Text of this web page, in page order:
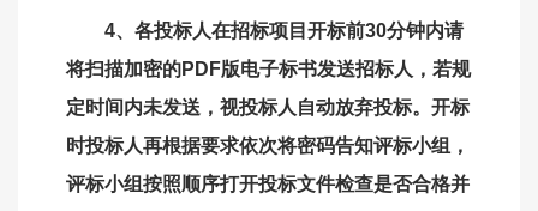
4、各投标人在招标项目开标前30分钟内请
将扫描加密的PDF版电子标书发送招标人，若规
定时间内未发送，视投标人自动放弃投标。开标
时投标人再根据要求依次将密码告知评标小组，
评标小组按照顺序打开投标文件检查是否合格并